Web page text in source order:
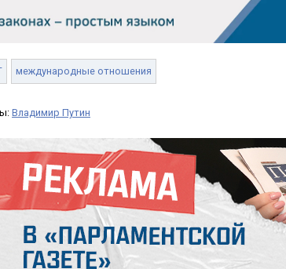
международные отношения
Владимир Путин